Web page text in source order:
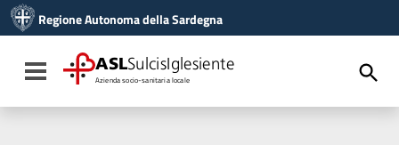
Vai al menu di navigazione
Vai al footer
Regione Autonoma della Sardegna
Toggle navigation
ASLSulcisIglesiente
Azienda socio-sanitaria locale